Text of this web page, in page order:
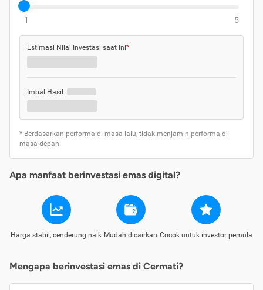
1 5
Estimasi Nilai Investasi saat ini*
Imbal Hasil
* Berdasarkan performa di masa lalu, tidak menjamin performa di
masa depan.
Apa manfaat berinvestasi emas digital?
Harga stabil, cenderung naik Mudah dicairkan Cocok untuk investor pemula
Mengapa berinvestasi emas di Cermati?